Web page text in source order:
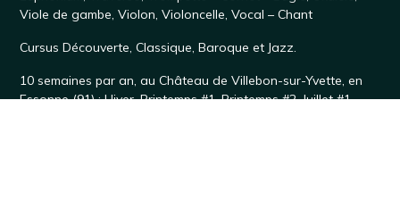
Viole de gambe ,Violon ,Violoncelle ,Vocal – Chant
CursusDécouverte ,Classique ,Baroque et Jazz
10 semaines par an, auChâteau de Villebon-sur-Yvette , en
Essonne (91) :Hiver,Printemps #1,Printemps #2,Juillet #1,